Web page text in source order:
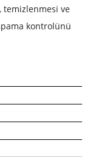
temizlenmesi ve
kontrolünü